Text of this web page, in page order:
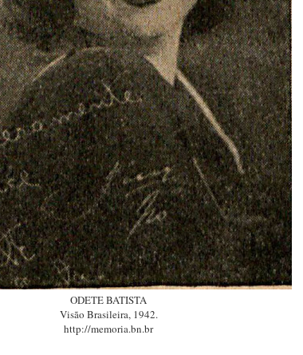
ODETE BATISTA
Visão Brasileira, 1942.
http://memoria.bn.br